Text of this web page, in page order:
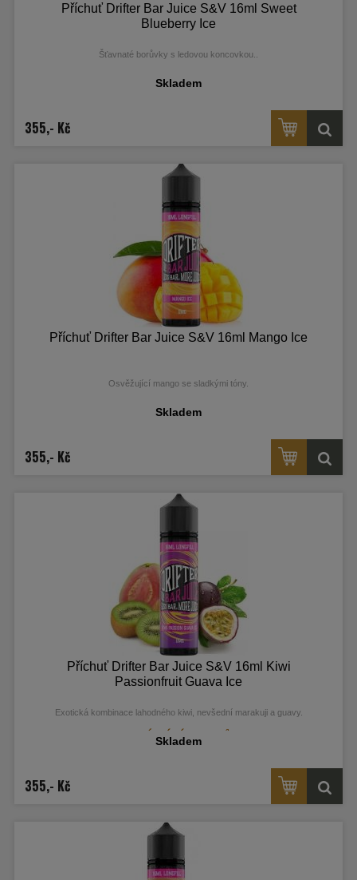
Příchuť Drifter Bar Juice S&V 16ml Sweet
Blueberry Ice
Šťavnaté borůvky s ledovou koncovkou.
Skladem
355,- Kč
Příchuť Drifter Bar Juice S&V 16ml Mango Ice
Osvěžující mango se sladkými tóny.
Skladem
355,- Kč
Příchuť Drifter Bar Juice S&V 16ml Kiwi
Passionfruit Guava Ice
Exotická kombinace lahodného kiwi, nevšední marakuji a guavy.
Skladem
355,- Kč